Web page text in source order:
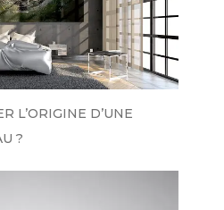
L’ORIGINE D’UNE
?